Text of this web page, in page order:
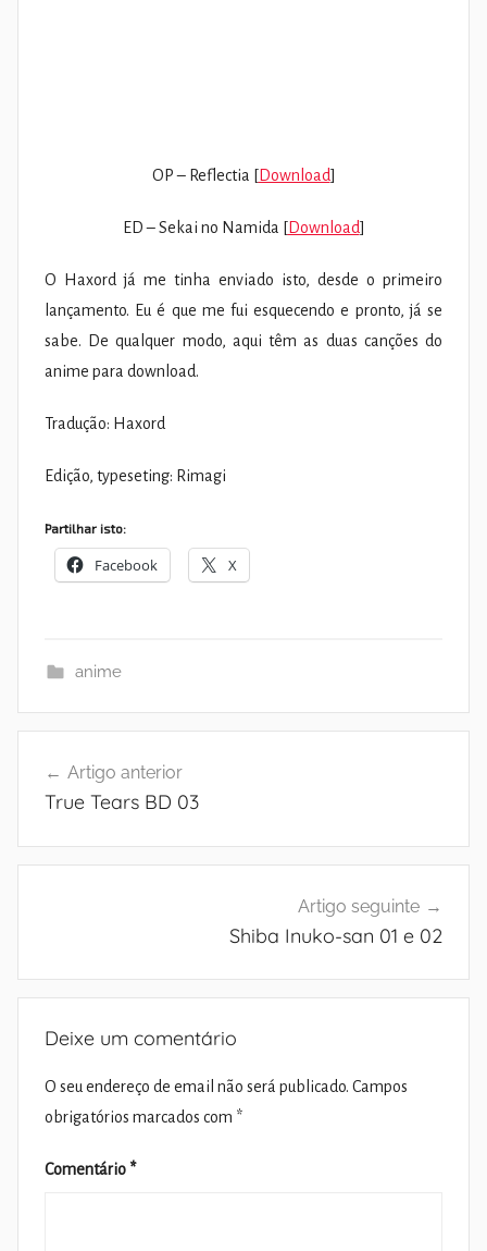
OP – Reflectia [Download]
ED – Sekai no Namida [Download]
O Haxord já me tinha enviado isto, desde o primeiro
lançamento. Eu é que me fui esquecendo e pronto, já se
sabe. De qualquer modo, aqui têm as duas canções do
anime para download.
Tradução: Haxord
Edição, typeseting: Rimagi
Partilhar isto:
Facebook X
anime
de
Artigo anterior
True Tears BD 03
Artigo seguinte
Shiba Inuko-san 01 e 02
Deixe um comentário
O seu endereço de email não será publicado. Campos
obrigatórios marcados com *
Comentário *